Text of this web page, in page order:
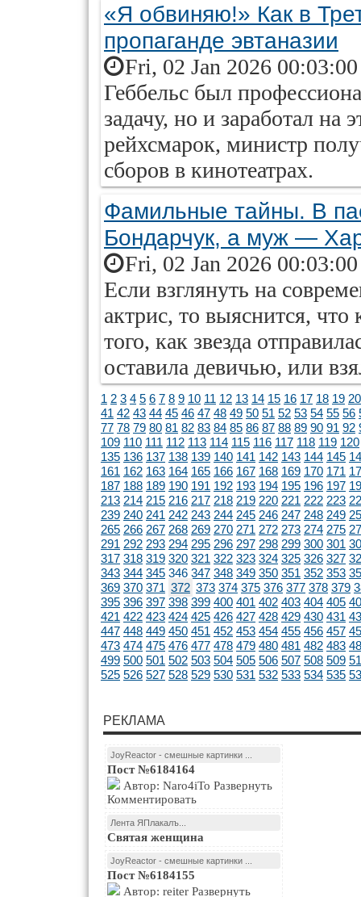
«Я обвиняю!» Как в
пропаганде эвтаназии
Fri, 02 Jan 2026
Геббельс был
задачу, но и заработал на
рейхсмарок, министр
сборов в кинотеатрах.
Фамильные тайны. В
Бондарчук, а муж —
Fri, 02 Jan 2026
Если взглянуть на
актрис, то выяснится,
того, как звезда
оставила девичью, или
1 2 3 4 5 6 7 8 9 10 11 12 13 14 15 16 17 18 19 20
41 42 43 44 45 46 47 48 49 50 51 52 53 54 55 56
77 78 79 80 81 82 83 84 85 86 87 88 89 90 91 92
109 110 111 112 113 114 115 116 117 118 119 120
135 136 137 138 139 140 141 142 143 144 145
161 162 163 164 165 166 167 168 169 170 171
187 188 189 190 191 192 193 194 195 196 197
213 214 215 216 217 218 219 220 221 222 223
239 240 241 242 243 244 245 246 247 248 249
265 266 267 268 269 270 271 272 273 274 275
291 292 293 294 295 296 297 298 299 300 301
317 318 319 320 321 322 323 324 325 326 327
343 344 345 346 347 348 349 350 351 352 353
369 370 371 372 373 374 375 376 377 378 379
395 396 397 398 399 400 401 402 403 404 405
421 422 423 424 425 426 427 428 429 430 431
447 448 449 450 451 452 453 454 455 456 457
473 474 475 476 477 478 479 480 481 482 483
499 500 501 502 503 504 505 506 507 508 509
525 526 527 528 529 530 531 532 533 534 535
РЕКЛАМА
JoyReactor - смешные картинки ...
Пост №6184164
Комментировать
Лента ЯПлакалъ...
Святая женщина
JoyReactor - смешные картинки ...
Пост №6184155